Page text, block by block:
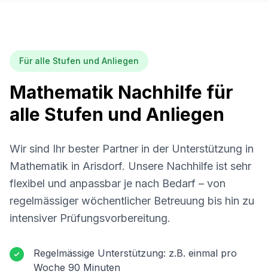
Für alle Stufen und Anliegen
Mathematik Nachhilfe für
alle Stufen und Anliegen
Wir sind Ihr bester Partner in der Unterstützung in
Mathematik in Arisdorf. Unsere Nachhilfe ist sehr
flexibel und anpassbar je nach Bedarf – von
regelmässiger wöchentlicher Betreuung bis hin zu
intensiver Prüfungsvorbereitung.
Regelmässige Unterstützung: z.B. einmal pro
Woche 90 Minuten